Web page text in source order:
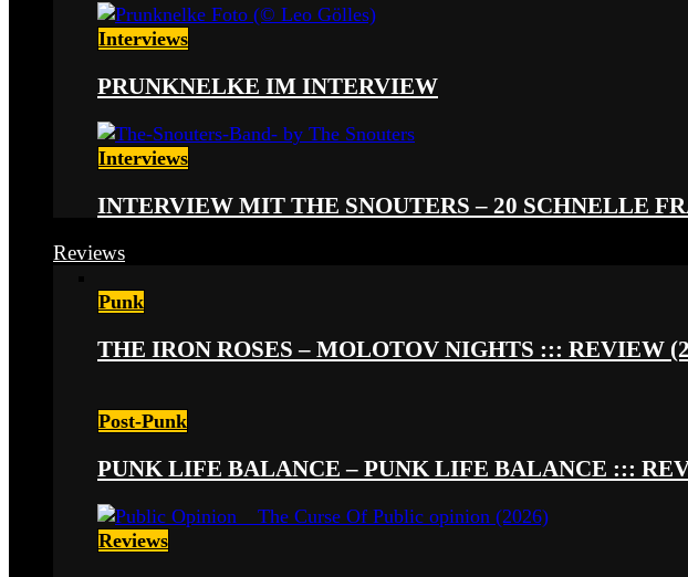
Interviews
PRUNKNELKE IM INTERVIEW
Interviews
INTERVIEW MIT THE SNOUTERS – 20 SCHNELLE
Reviews
Punk
THE IRON ROSES – MOLOTOV NIGHTS ::: REVIEW
Post-Punk
PUNK LIFE BALANCE – PUNK LIFE BALANCE :::
Reviews